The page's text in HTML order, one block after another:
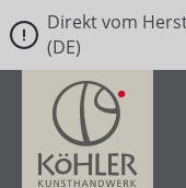
Zum Hauptinhalt
Direkt vom
(DE)